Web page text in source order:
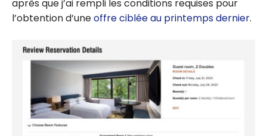
après que j’ai rempli les conditions requises pour
l’obtention d’uneoffre ciblée au printemps dernier.